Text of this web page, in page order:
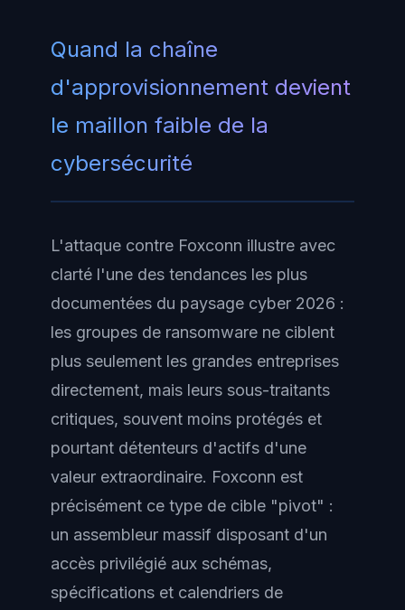
Quand la chaîne
d'approvisionnement devient
le maillon faible de la
cybersécurité
L'attaque contre Foxconn illustre avec
clarté l'une des tendances les plus
documentées du paysage cyber 2026 :
les groupes de ransomware ne ciblent
plus seulement les grandes entreprises
directement, mais leurs sous-traitants
critiques, souvent moins protégés et
pourtant détenteurs d'actifs d'une
valeur extraordinaire. Foxconn est
précisément ce type de cible "pivot" :
un assembleur massif disposant d'un
accès privilégié aux schémas,
spécifications et calendriers de